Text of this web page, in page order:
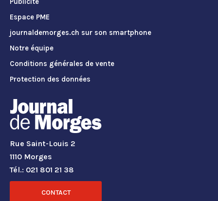
Espace PME
journaldemorges.ch sur son smartphone
Notre équipe
Conditions générales de vente
Protection des données
Rue Saint-Louis 2
1110 Morges
Tél.: 021 801 21 38
CONTACT